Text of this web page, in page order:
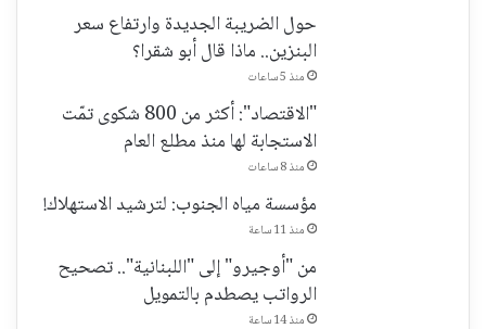
حول الضريبة الجديدة وارتفاع سعر
البنزين.. ماذا قال أبو شقرا؟
منذ 5 ساعات
"الاقتصاد": أكثر من 800 شكوى تمّت
الاستجابة لها منذ مطلع العام
منذ 8 ساعات
مؤسسة مياه الجنوب: لترشيد الاستهلاك!
منذ 11 ساعة
من "أوجيرو" إلى "اللبنانية".. تصحيح
الرواتب يصطدم بالتمويل
منذ 14 ساعة